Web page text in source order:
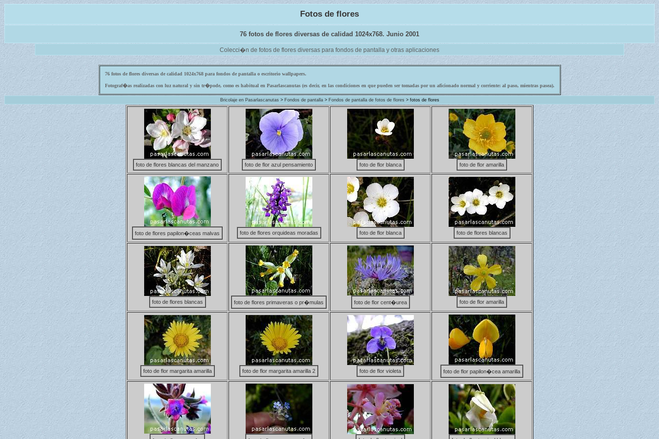
Fotos de flores
76 fotos de flores diversas de calidad 1024x768. Junio 2001
Colecci�n de fotos de flores diversas para fondos de pantalla y otras aplicaciones
76 fotos de flores diversas de calidad 1024x768 para fondos de pantalla o escritorio wallpapers.
Fotograf�as realizadas con luz natural y sin tr�pode, como es habitual en Pasarlascanutas (es decir, en las condiciones en que pueden ser tomadas por un aficionado normal y corriente: al paso, mientras pasea).
Bricolaje en Pasarlascanutas > Fondos de pantalla> Fondos de pantalla de fotos de flores > fotos de flores
foto de flores blancas del manzano foto de flor azul pensamiento foto de flor blanca foto de flor amarilla
foto de flores papilon�ceas malvas foto de flores orquideas moradas foto de flor blanca foto de flores blancas
foto de flores blancas foto de flores primaveras o pr�mulas foto de flor cent�urea foto de flor amarilla
foto de flor margarita amarilla foto de flor margarita amarilla 2 foto de flor violeta foto de flor papilon�cea amarilla